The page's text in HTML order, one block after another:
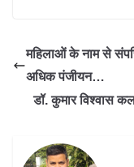
महिलाओं के नाम से
अधिक पंजीयन…
डॉ. कुमार विश्वास